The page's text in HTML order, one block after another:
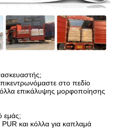
στο πεδίο
επικάλυψης μορφοποίησης
εμάς;
και κόλλα για καπλαμά